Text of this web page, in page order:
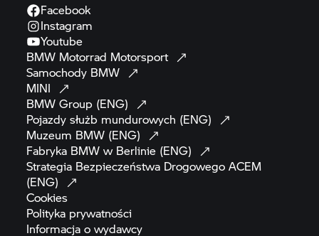
Facebook
Instagram
Youtube
BMW Motorrad Motorsport
Samochody BMW
MINI
BMW Group (ENG)
Pojazdy służb mundurowych (ENG)
Muzeum BMW (ENG)
Fabryka BMW w Berlinie (ENG)
Strategia Bezpieczeństwa Drogowego ACEM
(ENG)
Cookies
Polityka prywatności
Informacja owydawcy